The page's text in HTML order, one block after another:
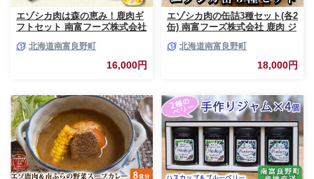
エゾシカ肉は森の恵み！鹿肉ギ
フトセット 南富フーズ株式会社
北海道 南富良野町 エゾシカ 缶
詰 セット 詰合せ 贈り物 ギフト
北海道南富良野町
16,000円
エゾシカ肉の缶詰3種セット(各2
缶) 南富フーズ株式会社 鹿肉 ジ
南富良野町 エゾシカ 缶詰 セッ
ト 詰合せ 肉の加工品 おかず お
北海道南富良野町
18,000円